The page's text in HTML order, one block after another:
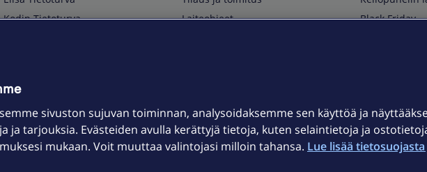
Kodin Tietoturva
Elisa Kotiverkko
Elisa Pilvilinna
Elisa Laiteturva
Elisa Rinnakkaisliittymät
Laiteohjeet
Kuuluvuuskartta
Asiakastiedotteet
OmaElisa-sovellus
Black Friday
sivuston sujuvan toiminnan, analysoidaksemme sen käyttöä ja
ja tarjouksia. Evästeiden avulla kerättyjä tietoja, kuten selaintietoja ja
mukaan. Voit muuttaa valintojasi milloin tahansa. Lue lisää tietosuojasta